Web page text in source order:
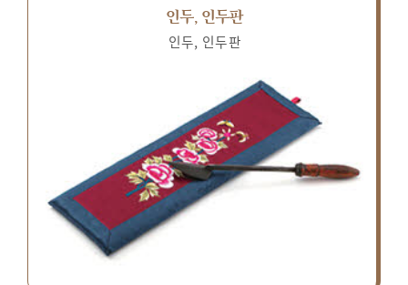
인두, 인두판
인두, 인두판